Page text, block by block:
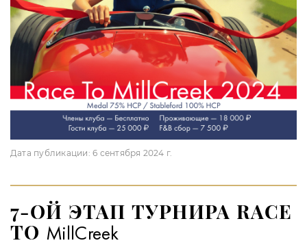
Дата публикации:6 сентября 2024 г.
7-ОЙ ЭТАП ТУРНИРА RACE
TO MillCreek